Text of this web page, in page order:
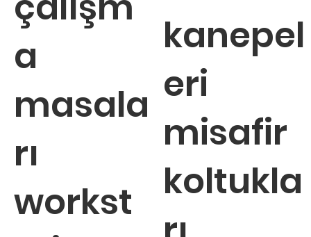
a
masala
rı
workst
kanepel
eri
misafir
koltukla